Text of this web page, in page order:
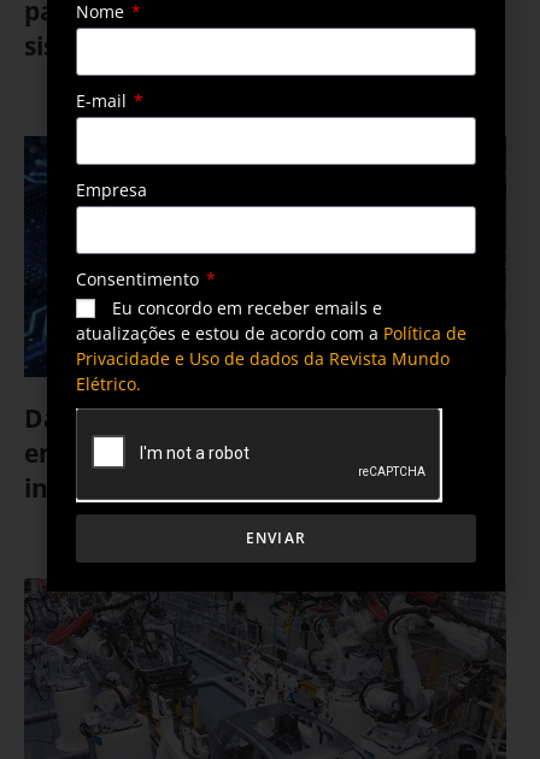
para reduzir o impacto ambiental dos
sistemas de distribuição de energia
Data centers atualizam proteção de
energia para atender as demandas de
inteligência artificial
20 de junho de 2024
Nome
E-mail
Empresa
Consentimento
Eu concordo em receber emails e
atualizações e estou de acordo com a Política de
Privacidade e Uso de dados da Revista Mundo
Elétrico.
ENVIAR